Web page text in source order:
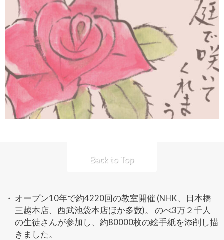
Back to Top
オープン10年で約4220回の教室開催 (NHK、日本橋
三越本店、西武池袋本店ほか多数)。 のべ3万２千人
の生徒さんが参加し、約80000枚の絵手紙を添削し描
きました。